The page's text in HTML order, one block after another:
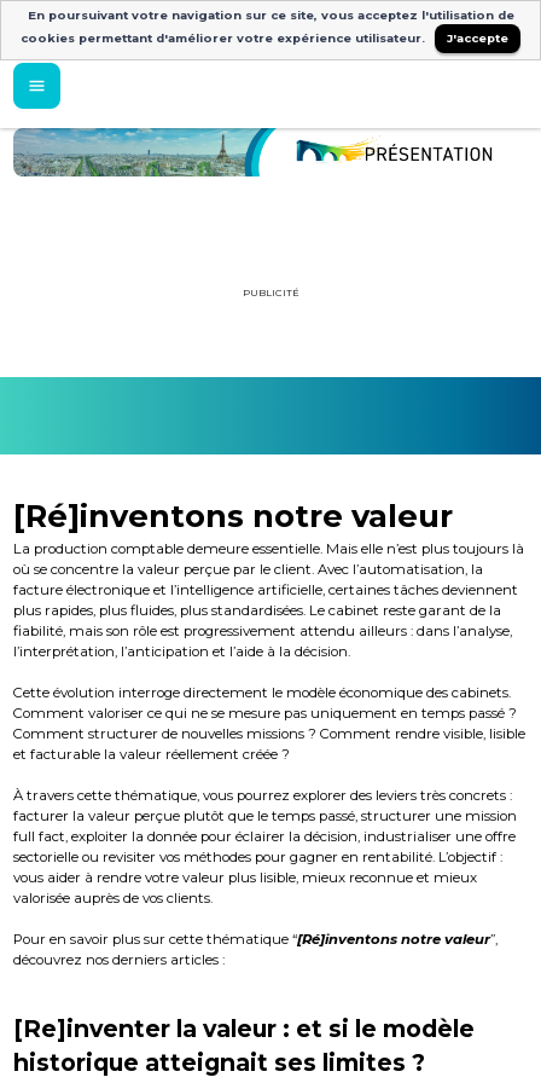
PUBLICITÉ
[Ré]inventons notre valeur
La production comptable demeure essentielle. Mais elle n’est plus toujours là
où se concentre la valeur perçue par le client. Avec l’automatisation, la
facture électronique et l’intelligence artificielle, certaines tâches deviennent
plus rapides, plus fluides, plus standardisées. Le cabinet reste garant de la
fiabilité, mais son rôle est progressivement attendu ailleurs : dans l’analyse,
l’interprétation, l’anticipation et l’aide à la décision.
Cette évolution interroge directement le modèle économique des cabinets.
Comment valoriser ce qui ne se mesure pas uniquement en temps passé ?
Comment structurer de nouvelles missions ? Comment rendre visible, lisible
et facturable la valeur réellement créée ?
À travers cette thématique, vous pourrez explorer des leviers très concrets :
facturer la valeur perçue plutôt que le temps passé, structurer une mission
full fact, exploiter la donnée pour éclairer la décision, industrialiser une offre
sectorielle ou revisiter vos méthodes pour gagner en rentabilité. L’objectif :
vous aider à rendre votre valeur plus lisible, mieux reconnue et mieux
valorisée auprès de vos clients.
Pour en savoir plus sur cette thématique “[Ré]inventons notre valeur”,
découvrez nos derniers articles :
[Re]inventer la valeur : et si le modèle
historique atteignait ses limites ?
En poursuivant votre navigation sur ce site, vous acceptez l'utilisation de
cookies permettant d'améliorer votre expérience utilisateur.
J'accepte